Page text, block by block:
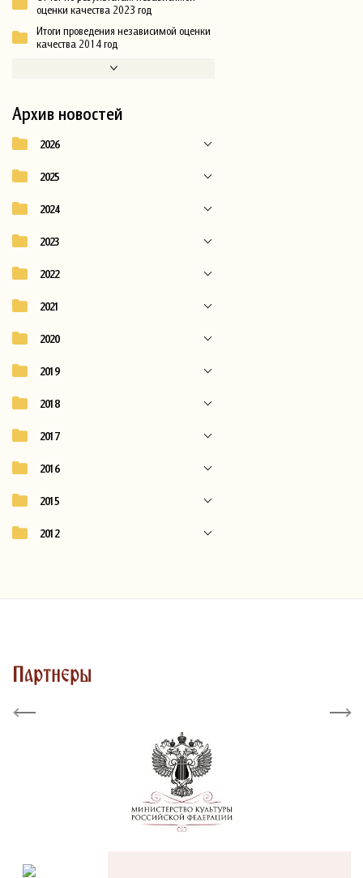
оценки качества 2023 год
Итоги проведения независимой оценки
качества 2014 год
Архив новостей
2026
2025
2024
2023
2022
2021
2020
2019
2018
2017
2016
2015
2012
Партнеры
Previous Next